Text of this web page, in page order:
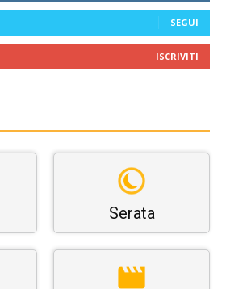
SEGUI
ISCRIVITI
Serata